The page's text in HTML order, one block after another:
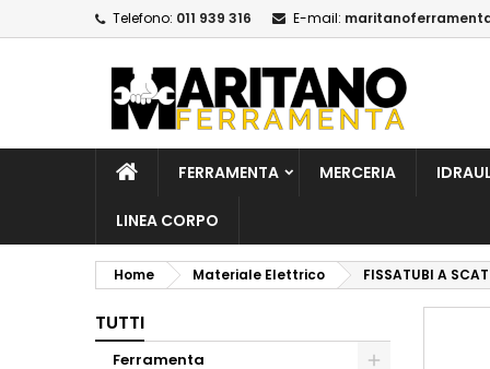
Telefono: 011 939 316 E-mail:
FERRAMENTA MERCERIA
LINEA CORPO
Home Materiale Elettrico FISSATUBI A
TUTTI
Ferramenta